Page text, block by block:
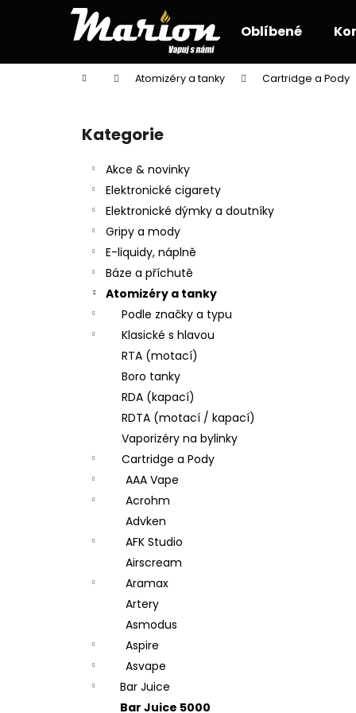
Oblíbené
Domů Atomizéry a tanky Cartridge a Pody
Přeskočit
kategorie
Kategorie
Akce & novinky
Elektronické cigarety
Elektronické dýmky a doutníky
Gripy a mody
E-liquidy, náplně
Báze a příchutě
Atomizéry a tanky
Podle značky a typu
Klasické s hlavou
RTA (motací)
Boro tanky
RDA (kapací)
RDTA (motací / kapací)
Vaporizéry na bylinky
Cartridge a Pody
AAA Vape
Acrohm
Advken
AFK Studio
Airscream
Aramax
Artery
Asmodus
Aspire
Asvape
Bar Juice
Bar Juice 5000
í
Zpět
do
Zpět
do
DEKANG DESERT SHIP 10ML 18MG
155 Kč
Původně: 195 Kč